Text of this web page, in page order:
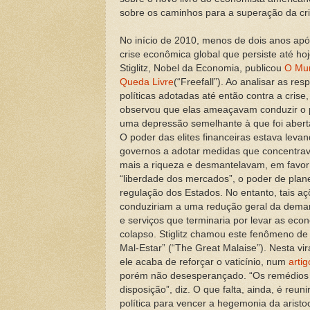
sobre os caminhos para a superação da
No início de 2010, menos de dois anos
crise econômica global que persiste até
Stiglitz, Nobel da Economia, publicou O
Queda Livre(“Freefall”). Ao analisar as
políticas adotadas até então contra a
observou que elas ameaçavam conduzir o
uma depressão semelhante à que foi
O poder das elites financeiras estava
governos a adotar medidas que
mais a riqueza e desmantelavam, em
“liberdade dos mercados”, o poder de
regulação dos Estados. No entanto, tais
conduziriam a uma redução geral da
e serviços que terminaria por levar as
colapso. Stiglitz chamou este fenômeno de
Mal-Estar” (“The Great Malaise”). Nesta
ele acaba de reforçar o vaticínio, num
porém não desesperançado. “Os
disposição”, diz. O que falta, ainda, é
política para vencer a hegemonia da